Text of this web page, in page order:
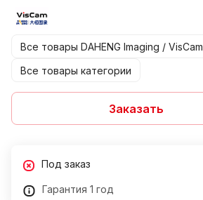
Все товары DAHENG Imaging / VisCam
Все товары категории
Заказать
Под заказ
Гарантия 1 год